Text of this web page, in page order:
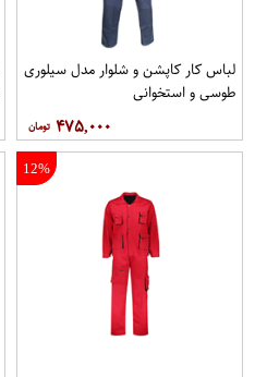
لباس کار کاپشن و شلوار مدل سيلوری
طوسی و استخوانی
۴۷۵,۰۰۰
12%